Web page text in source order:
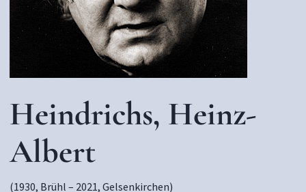
Heindrichs, Heinz-
Albert
(1930, Brühl – 2021, Gelsenkirchen)